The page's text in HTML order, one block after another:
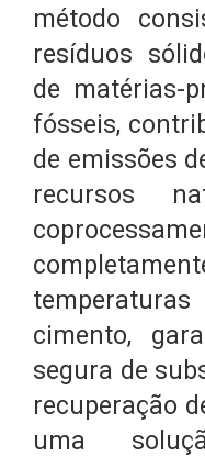
método
resíduos
de matérias-
fósseis,
de emissões
recursos
cimento,
segura de
recuperação
uma